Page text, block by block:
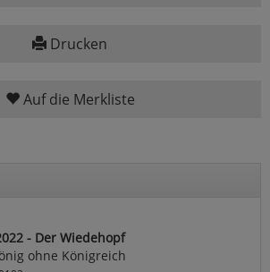
Drucken
Auf die Merkliste
- Der Wiedehopf
ohne Königreich